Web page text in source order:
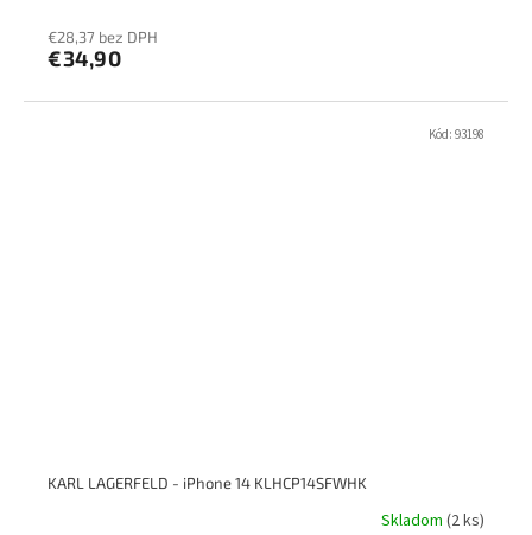
M
€28,37 bez DPH
€34,90
KARL LAGERFELD - iPhone 14 KLHCP14SFWHK
Skladom (2 ks)
Kód: 93198